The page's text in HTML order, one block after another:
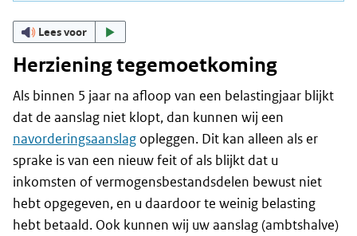
Lees voor
Herziening tegemoetkoming
Als binnen 5 jaar na afloop van een belastingjaar blijkt
dat de aanslag niet klopt, dan kunnen wij een
navorderingsaanslag opleggen. Dit kan alleen als er
sprake is van een nieuw feit of als blijkt dat u
inkomsten of vermogensbestandsdelen bewust niet
hebt opgegeven, en u daardoor te weinig belasting
hebt betaald. Ook kunnen wij uw aanslag (ambtshalve)